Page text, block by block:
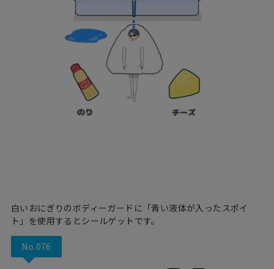
白いおにぎりのボディーガードに「青い液体が入ったスポイ
ト」を使用するとシールゲットです。
No.076